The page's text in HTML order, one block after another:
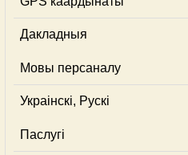
Дакладныя
Мовы персаналу
Украінскі, Рускі
Паслугі